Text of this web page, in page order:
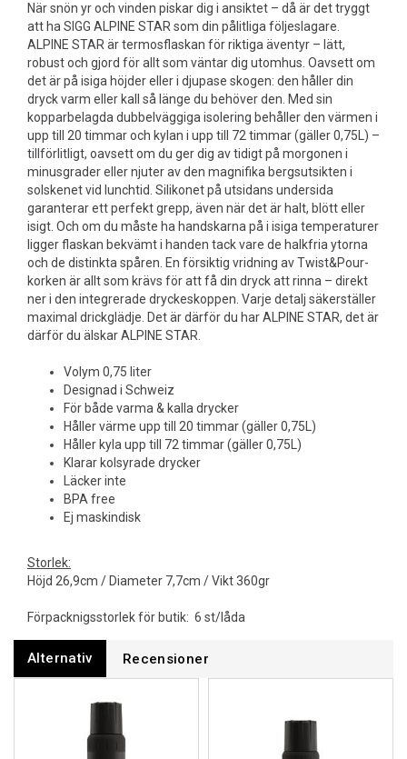
När snön yr och vinden piskar dig i ansiktet – då är det tryggt
att ha SIGG ALPINE STAR som din pålitliga följeslagare.
ALPINE STAR är termosflaskan för riktiga äventyr – lätt,
robust och gjord för allt som väntar dig utomhus. Oavsett om
det är på isiga höjder eller i djupase skogen: den håller din
dryck varm eller kall så länge du behöver den. Med sin
kopparbelagda dubbelväggiga isolering behåller den värmen i
upp till 20 timmar och kylan i upp till 72 timmar (gäller 0,75L) –
tillförlitligt, oavsett om du ger dig av tidigt på morgonen i
minusgrader eller njuter av den magnifika bergsutsikten i
solskenet vid lunchtid. Silikonet på utsidans undersida
garanterar ett perfekt grepp, även när det är halt, blött eller
isigt. Och om du måste ha handskarna på i isiga temperaturer
ligger flaskan bekvämt i handen tack vare de halkfria ytorna
och de distinkta spåren. En försiktig vridning av Twist&Pour-
korken är allt som krävs för att få din dryck att rinna – direkt
ner i den integrerade dryckeskoppen. Varje detalj säkerställer
maximal drickglädje. Det är därför du har ALPINE STAR, det är
därför du älskar ALPINE STAR.
Volym 0,75 liter
Designad i Schweiz
För både varma & kalla drycker
Håller värme upp till 20 timmar (gäller 0,75L)
Håller kyla upp till 72 timmar (gäller 0,75L)
Klarar kolsyrade drycker
Läcker inte
BPA free
Ej maskindisk
Storlek:
Höjd 26,9cm / Diameter 7,7cm / Vikt 360gr
Förpacknigsstorlek för butik: 6 st/låda
Alternativ Recensioner